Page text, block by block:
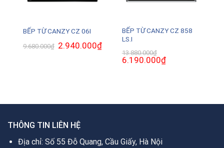
BẾP TỪ CANZY CZ 06I
9.680.000₫ Giá
gốc
2.940.000₫Giá
hiện
BẾP TỪ CANZY CZ 858
LS.I
13.880.000₫
Giá
gốc
6.190.000₫Giá
hiện
THÔNG TIN LIÊN HỆ
Địa chỉ: Số 55 Đỗ Quang, Cầu Giấy, Hà Nội